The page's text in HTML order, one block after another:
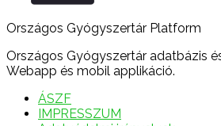
Országos Gyógyszertár Platform
Országos Gyógyszertár adatbázis
Webapp és mobil applikáció.
ÁSZF
IMPRESSZUM